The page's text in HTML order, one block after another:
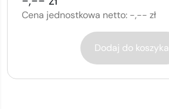
Cena jednostkowa netto: -,-- zł
Dodaj do koszyka